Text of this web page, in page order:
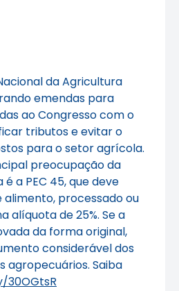
da Agricultura
emendas para
ao Congresso com o
tributos e evitar o
para o setor agrícola.
preocupação da
a PEC 45, que deve
processado ou
alíquota de 25%. Se a
da forma original,
considerável dos
agropecuários. Saiba